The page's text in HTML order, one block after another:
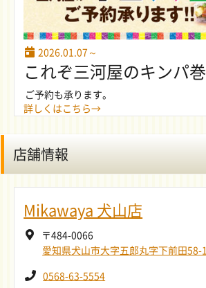
2026.01.07～
これぞ三河屋のキンパ巻
ご予約も承ります。
詳しくはこちら→
店舗情報
Mikawaya 犬山店
〒484-0066
愛知県犬山市大字五郎丸字下前田58-1
0568-63-5554